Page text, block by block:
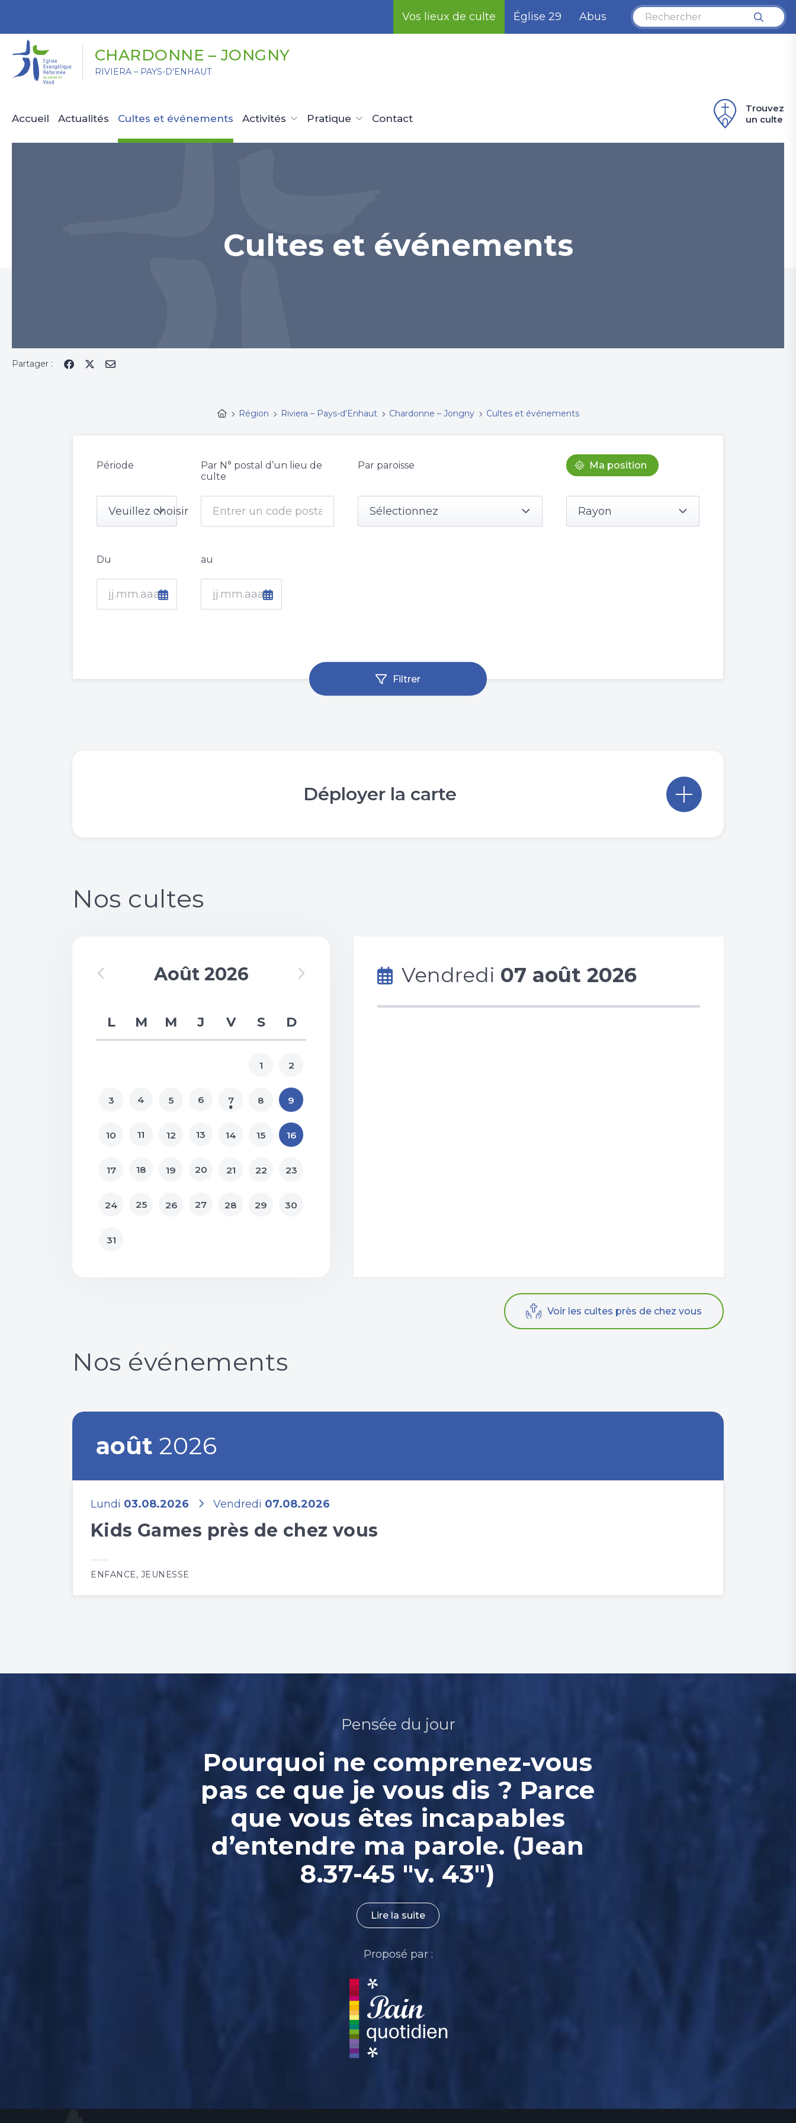
Vos lieux de culte Église 29 Abus
CHARDONNE – JONGNY
RIVIERA – PAYS-D'ENHAUT
Accueil Actualités Cultes et événements Activités Pratique Contact
Trouvez
un culte
Cultes et événements
Partager :
Région Riviera – Pays-d'Enhaut Chardonne – Jongny Cultes et événements
Période
Veuillez choisir
Par N° postal d’un lieu de
culte
Par paroisse
Sélectionnez
Ma position
Rayon
Du au
Filtrer
Déployer la carte
Nos cultes
Août 2026
L M M J V S D
1 2
3 4 5 6 7 8 9
10 11 12 13 14 15 16
17 18 19 20 21 22 23
24 25 26 27 28 29 30
31
Vendredi 07 août 2026
Voir les cultes près de chez vous
Nos événements
août 2026
Lundi 03.08.2026 Vendredi 07.08.2026
Kids Games près de chez vous
ENFANCE, JEUNESSE
Pensée du jour
Pourquoi ne comprenez-vous
pas ce que je vous dis ? Parce
que vous êtes incapables
d’entendre ma parole. (Jean
8.37-45 "v. 43")
Lire la suite
Proposé par :